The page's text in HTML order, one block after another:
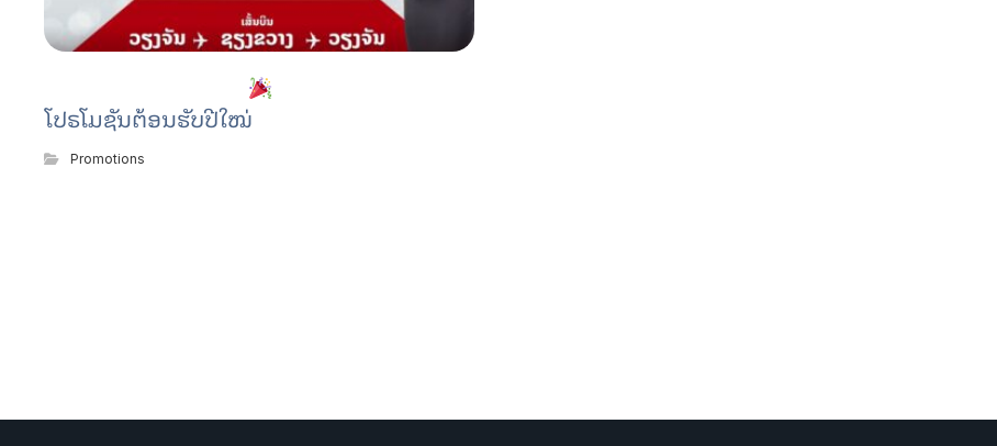
ໂປຣໂມຊັນຕ້ອນຮັບປີໃໝ່
Promotions